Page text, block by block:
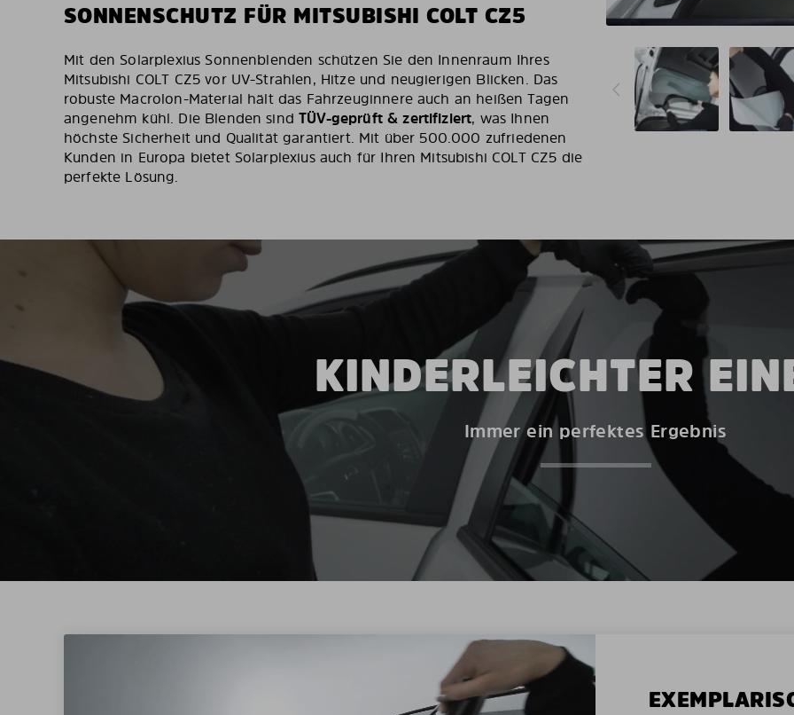
SONNENSCHUTZ FÜR MITSUBISHI COLT CZ5
Mit den Solarplexius Sonnenblenden schützen Sie den Innenraum Ihres
Mitsubishi COLT CZ5 vor UV-Strahlen, Hitze und neugierigen Blicken. Das
robuste Macrolon-Material hält das Fahrzeuginnere auch an heißen Tagen
angenehm kühl. Die Blenden sindTÜV-geprüft & zertifiziert, was Ihnen
höchste Sicherheit und Qualität garantiert. Mit über 500.000 zufriedenen
Kunden in Europa bietet Solarplexius auch für Ihren Mitsubishi COLT CZ5 die
perfekte Lösung.
KINDERLEICHTER
Immer ein perfektes Ergebnis